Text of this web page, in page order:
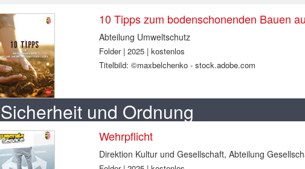
10 Tipps zum bodenschonenden Bauen
Abteilung Umweltschutz
Folder | 2025 | kostenlos
Titelbild: ©maxbelchenko - stock.adobe.com
Sicherheit und Ordnung
Wehrpflicht
Direktion Kultur und Gesellschaft, Abteilung